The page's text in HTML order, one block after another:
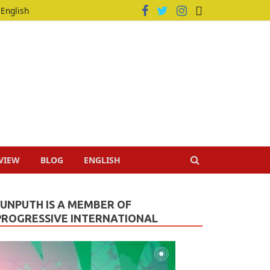
English
BLOG ENGLISH
IS A MEMBER OF
INTERNATIONAL